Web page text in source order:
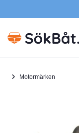
Motormärken